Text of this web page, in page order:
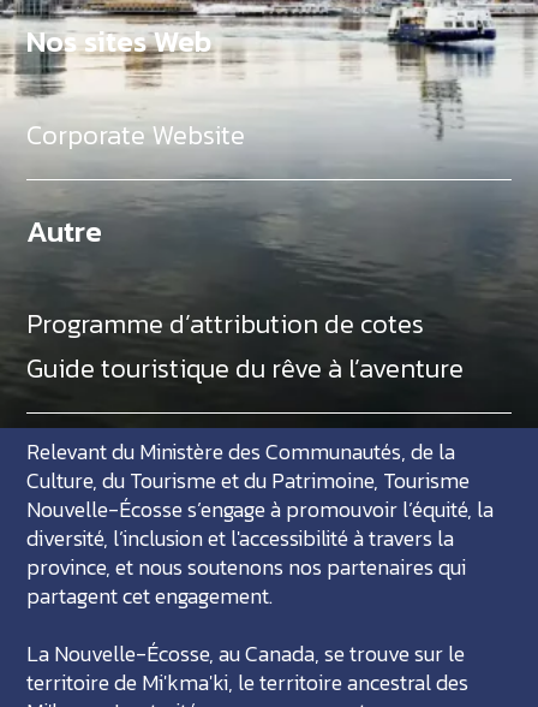
Nos sites Web
Corporate Website
Autre
Programme d’attribution de cotes
Guide touristique du rêve à l’aventure
Relevant du Ministère des Communautés, de la
Culture, du Tourisme et du Patrimoine, Tourisme
Nouvelle-Écosse s’engage à promouvoir l’équité, la
diversité, l’inclusion et l'accessibilité à travers la
province, et nous soutenons nos partenaires qui
partagent cet engagement.
La Nouvelle-Écosse, au Canada, se trouve sur le
territoire de Mi'kma'ki, le territoire ancestral des